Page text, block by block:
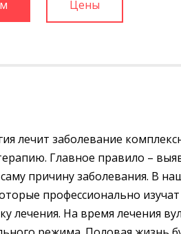
Цены
лечит заболевание
Главное правило –
причину заболевания. В
профессионально изучат
лечения. На время лечения